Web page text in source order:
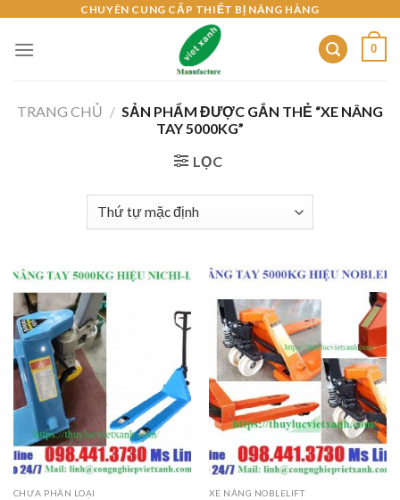
content
CHUYÊN CUNG CẤP THIẾT BỊ NÂNG HÀNG
0
TRANG CHỦ / SẢN PHẨM ĐƯỢC GẮN THẺ “XE NÂNG
TAY 5000KG”
LỌC
CHƯA PHÂN LOẠI XE NÂNG NOBLELIFT